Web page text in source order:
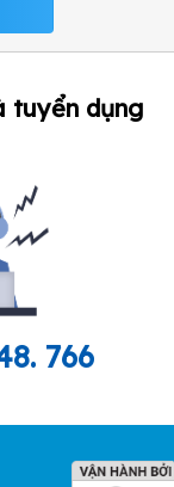
tuyển dụng
766